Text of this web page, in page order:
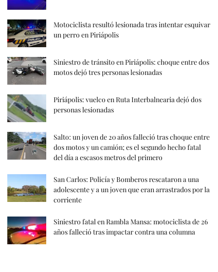
Motociclista resultó lesionada tras intentar esquivar
un perro en Piriápolis
Siniestro de tránsito en Piriápolis: choque entre dos
motos dejó tres personas lesionadas
Piriápolis: vuelco en Ruta Interbalnearia dejó dos
personas lesionadas
Salto: un joven de 20 años falleció tras choque entre
dos motos y un camión; es el segundo hecho fatal
del día a escasos metros del primero
San Carlos: Policía y Bomberos rescataron a una
adolescente y a un joven que eran arrastrados por la
corriente
Siniestro fatal en Rambla Mansa: motociclista de 26
años falleció tras impactar contra una columna